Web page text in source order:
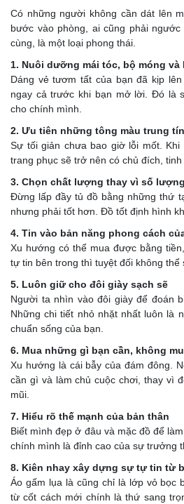
Có những người không cần dát lên
bước vào phòng, ai cũng phải
cùng, là một loại phong thái.
1. Nuôi dưỡng mái tóc, bộ móng và
Dáng vẻ tươm tất của bạn đã kịp
ngay cả trước khi bạn mở lời. Đó là
cho chính mình.
2. Ưu tiên những tông màu trung
Sự tối giản chưa bao giờ lỗi mốt. Khi
trang phục sẽ trở nên có chủ đích,
3. Chọn chất lượng thay vì số lượng
Đừng lấp đầy tủ đồ bằng những thứ
nhưng phải tốt hơn. Đồ tốt định hình
4. Tin vào bản năng phong cách
Xu hướng có thể mua được bằng
tự tin bên trong thì tuyệt đối không thể
5. Luôn giữ cho đôi giày sạch sẽ
Người ta nhìn vào đôi giày để đoán
Những chi tiết nhỏ nhặt nhất luôn là
chuẩn sống của bạn.
6. Mua những gì bạn cần, không
Xu hướng là cái bẫy của đám đông.
cần gì và làm chủ cuộc chơi, thay vì
mũi.
7. Hiểu rõ thế mạnh của bản thân
Biết mình đẹp ở đâu và mặc đồ để
chính mình là đỉnh cao của sự trưởng
8. Kiên nhay xây dựng sự tự tin từ
Áo gấm lụa là cũng chỉ là lớp vỏ bọc
từ cốt cách mới chính là thứ sang